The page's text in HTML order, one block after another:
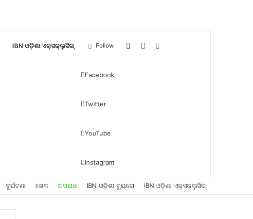
IBN ଓଡ଼ିଶା ଏକ୍ସକ୍ଲୁସିଭ୍ Sidebar
Log
Follow
Facebook
Twitter
YouTube
Instagram
ଦୁର୍ଘଟଣା ଖେଳ ଅପରାଧ IBN ଓଡ଼ିଶା ବ୍ୟୁରୋ IBN ଓଡ଼ିଶା ଏକ୍ସକ୍ଲୁସିଭ୍